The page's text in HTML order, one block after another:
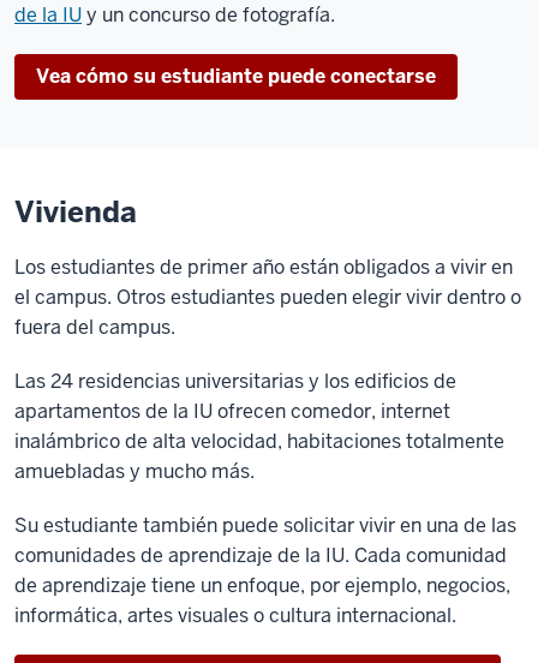
de la IUy un concurso de fotografía.
Vea cómo su estudiante puede conectarse
Vivienda
Los estudiantes de primer año están obligados a vivir en
el campus. Otros estudiantes pueden elegir vivir dentro o
fuera del campus.
Las 24 residencias universitarias y los edificios de
apartamentos de la IU ofrecen comedor, internet
inalámbrico de alta velocidad, habitaciones totalmente
amuebladas y mucho más.
Su estudiante también puede solicitar vivir en una de las
comunidades de aprendizaje de la IU. Cada comunidad
de aprendizaje tiene un enfoque, por ejemplo, negocios,
informática, artes visuales o cultura internacional.